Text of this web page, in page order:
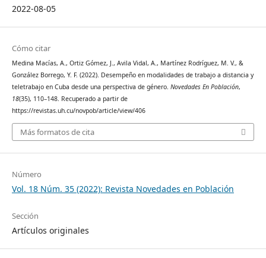
2022-08-05
Cómo citar
Medina Macías, A., Ortiz Gómez, J., Avila Vidal, A., Martínez Rodríguez, M. V., &
González Borrego, Y. F. (2022). Desempeño en modalidades de trabajo a distancia y
teletrabajo en Cuba desde una perspectiva de género. Novedades En Población,
18(35), 110–148. Recuperado a partir de
https://revistas.uh.cu/novpob/article/view/406
Más formatos de cita
Número
Vol. 18 Núm. 35 (2022): Revista Novedades en Población
Sección
Artículos originales